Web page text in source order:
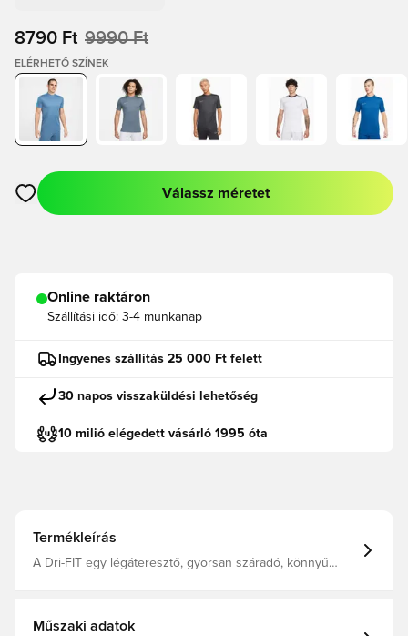
8790 Ft 9990 Ft
ELÉRHETŐ SZÍNEK
Megnyit egy modált a bejelentkezéshez vagy a tagként való
Válassz méretet
Online raktáron
Szállítási idő: 3-4 munkanap
Ingyenes szállítás 25 000 Ft felett
30 napos visszaküldési lehetőség
10 milió elégedett vásárló 1995 óta
Termékleírás
A Dri-FIT egy légáteresztő, gyorsan száradó, könnyű
ahhoz, hogy hűvös maradj. Normál szabás. 100%
Műszaki adatok